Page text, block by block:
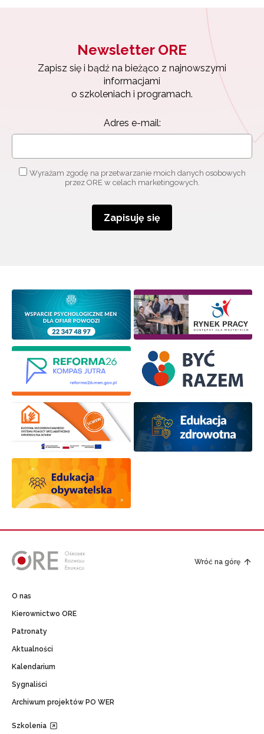
Newsletter ORE
Zapisz się i bądź na bieżąco z najnowszymi
informacjami
o szkoleniach i programach.
Adres e-mail:
Wyrażam zgodę na przetwarzanie moich danych osobowych
przez ORE w celach marketingowych.
Zapisuję się
Wróć na górę
O nas
Kierownictwo ORE
Patronaty
Aktualności
Kalendarium
Sygnaliści
Archiwum projektów PO WER
Szkolenia
Zapisz się i bądź na bieżąco z najnowszymi
informacjami
o szkoleniach i programach.
Wyrażam zgodę na przetwarzanie moich danych
Zapisuję się